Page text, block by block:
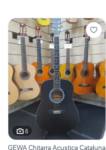
6
GEWA Chitarra Acustica Cataluna